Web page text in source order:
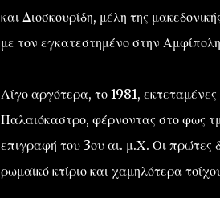
και Διοσκουρίδη, μέλη της
με τον εγκατεστημένο στην
Λίγο αργότερα, το 1981,
Παλαιόκαστρο, φέρνοντας στο φως
επιγραφή του 3ου αι. μ.Χ. Οι πρώτες
ρωμαϊκό κτίριο και χαμηλότερα